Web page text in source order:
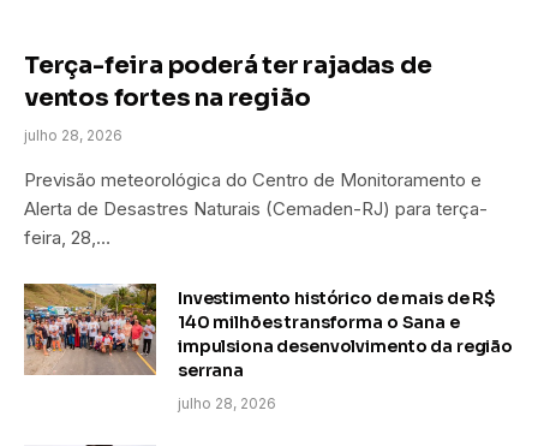
Terça-feira poderá ter rajadas de
ventos fortes na região
julho 28, 2026
Previsão meteorológica do Centro de Monitoramento e
Alerta de Desastres Naturais (Cemaden-RJ) para terça-
feira, 28,…
Investimento histórico de mais de R$
140 milhões transforma o Sana e
impulsiona desenvolvimento da região
serrana
julho 28, 2026